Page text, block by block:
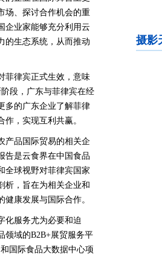
场、探讨合作机会的重
企业家能够充分利用云
的生态系统，从而推动
菲律宾正式生效，意味
段，广东与菲律宾在经
多的广东企业了解菲律
，实现互利共赢。
产品国际贸易的相关企
告是云食界在中国食品
全球视野对菲律宾国家
析，旨在为相关企业和
康发展与国际合作。
化服务尤为必要和迫
领域的B2B+展贸服务平
国际食品大数据中心项
摄影